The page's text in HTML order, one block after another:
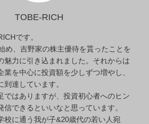
TOBE-RICH
です。
め、吉野家の株主優待を貰ったことを
魅力に引き込まれました。それからは
業を中心に投資額を少しずつ増やし、
達しています。
ではありますが、投資初心者へのヒン
信できるといいなと思っています。
校に通う我が子&20歳代の若い人宛